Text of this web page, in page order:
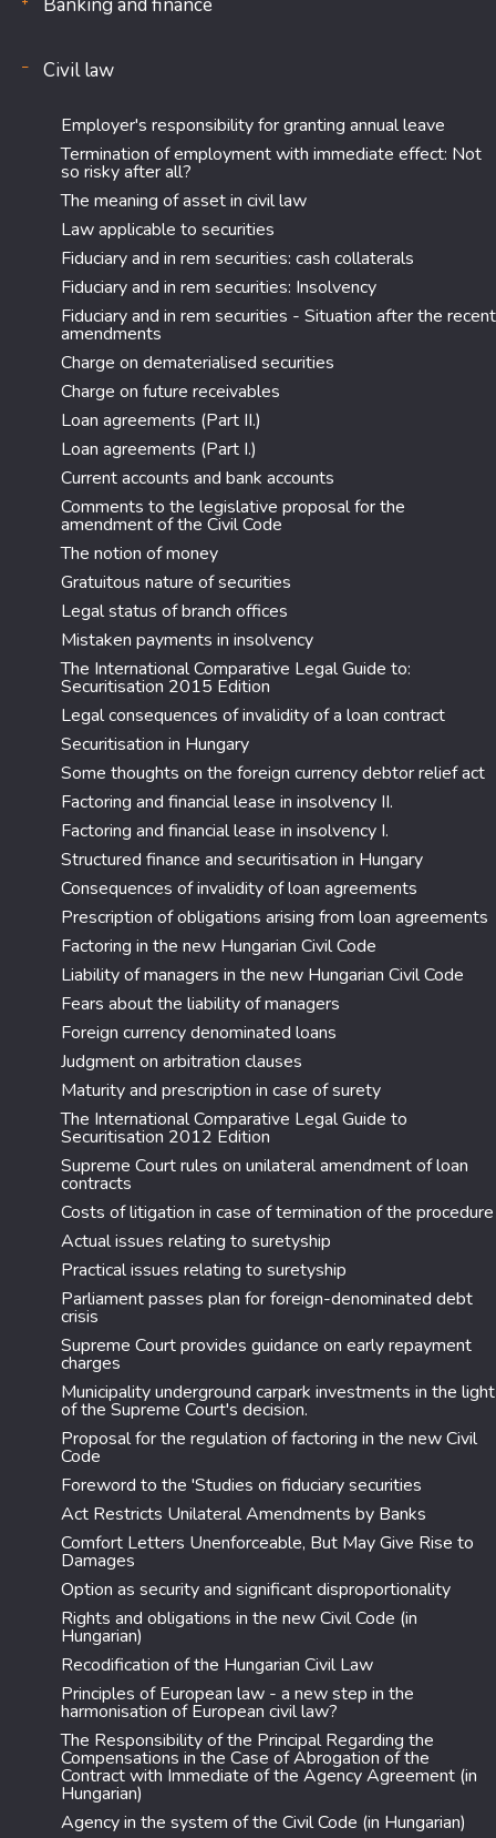
Civil law
Employer's responsibility for granting annual leave
Termination of employment with immediate effect: Not
so risky after all?
The meaning of asset in civil law
Law applicable to securities
Fiduciary and in rem securities: cash collaterals
Fiduciary and in rem securities: Insolvency
Fiduciary and in rem securities - Situation after the recent
amendments
Charge on dematerialised securities
Charge on future receivables
Loan agreements (Part II.)
Loan agreements (Part I.)
Current accounts and bank accounts
Comments to the legislative proposal for the
amendment of the Civil Code
The notion of money
Gratuitous nature of securities
Legal status of branch offices
Mistaken payments in insolvency
The International Comparative Legal Guide to:
Securitisation 2015 Edition
Legal consequences of invalidity of a loan contract
Securitisation in Hungary
Some thoughts on the foreign currency debtor relief act
Factoring and financial lease in insolvency II.
Factoring and financial lease in insolvency I.
Structured finance and securitisation in Hungary
Consequences of invalidity of loan agreements
Prescription of obligations arising from loan agreements
Factoring in the new Hungarian Civil Code
Liability of managers in the new Hungarian Civil Code
Fears about the liability of managers
Foreign currency denominated loans
Judgment on arbitration clauses
Maturity and prescription in case of surety
The International Comparative Legal Guide to
Securitisation 2012 Edition
Supreme Court rules on unilateral amendment of loan
contracts
Costs of litigation in case of termination of the procedure
Actual issues relating to suretyship
Practical issues relating to suretyship
Parliament passes plan for foreign-denominated debt
crisis
Supreme Court provides guidance on early repayment
charges
Municipality underground carpark investments in the light
of the Supreme Court's decision.
Proposal for the regulation of factoring in the new Civil
Code
Foreword to the 'Studies on fiduciary securities
Act Restricts Unilateral Amendments by Banks
Comfort Letters Unenforceable, But May Give Rise to
Damages
Option as security and significant disproportionality
Rights and obligations in the new Civil Code (in
Hungarian)
Recodification of the Hungarian Civil Law
Principles of European law - a new step in the
harmonisation of European civil law?
The Responsibility of the Principal Regarding the
Compensations in the Case of Abrogation of the
Contract with Immediate of the Agency Agreement (in
Hungarian)
Agency in the system of the Civil Code (in Hungarian)